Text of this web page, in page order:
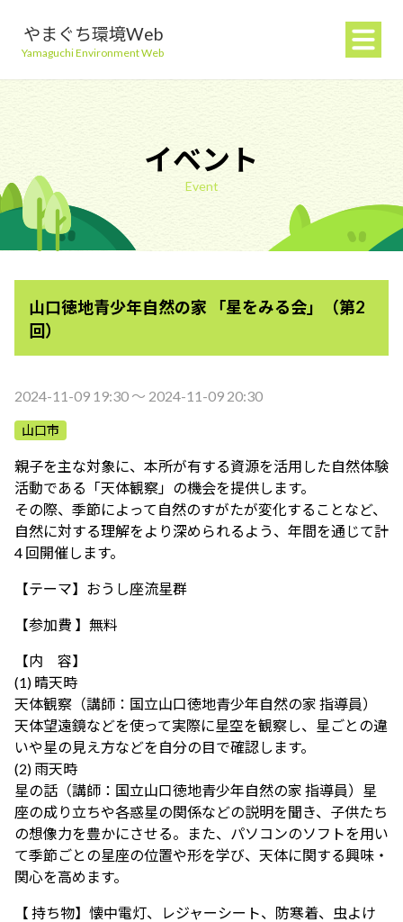
やまぐち環境Web
Yamaguchi Environment Web
地球温暖化を防ぐ
ごみを減らす
自然環境を守る
生活環境を守る（大気・水）
イベント
Event
山口徳地青少年自然の家 「星をみる会」（第2
回）
2024-11-09 19:30 〜 2024-11-09 20:30
山口市
親子を主な対象に、本所が有する資源を活用した自然体験
活動である「天体観察」の機会を提供します。
その際、季節によって自然のすがたが変化することなど、
自然に対する理解をより深められるよう、年間を通じて計
4 回開催します。
【テーマ】おうし座流星群
【参加費 】無料
【内 容】
(1) 晴天時
天体観察（講師：国立山口徳地青少年自然の家 指導員）
天体望遠鏡などを使って実際に星空を観察し、星ごとの違
いや星の見え方などを自分の目で確認します。
(2) 雨天時
星の話（講師：国立山口徳地青少年自然の家 指導員）星
座の成り立ちや各惑星の関係などの説明を聞き、子供たち
の想像力を豊かにさせる。また、パソコンのソフトを用い
て季節ごとの星座の位置や形を学び、天体に関する興味・
関心を高めます。
【 持ち物】懐中電灯、レジャーシート、防寒着、虫よけ